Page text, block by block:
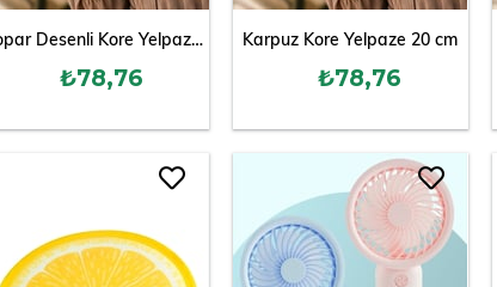
Leopar Desenli Kore Yelpaze 20 cm
₺78,76
Karpuz Kore Yelpaze 20 cm
₺78,76